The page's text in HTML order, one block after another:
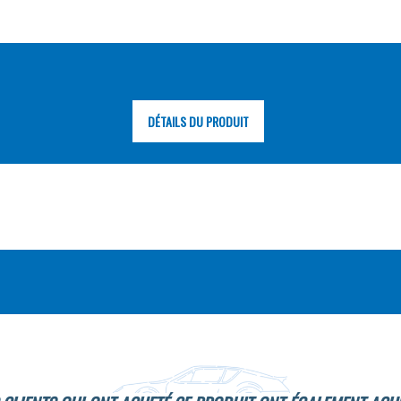
DÉTAILS DU PRODUIT